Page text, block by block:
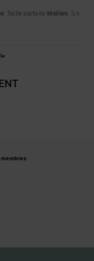
: Taille parfaite Matière: 5/5